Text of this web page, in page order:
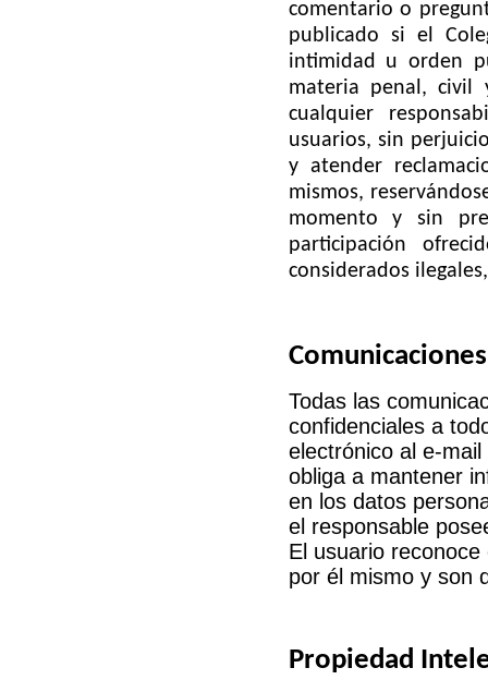
comentario o
publicado si el
intimidad u orden
materia penal, civil
cualquier
usuarios, sin
y atender
mismos,
momento y sin
participación
considerados
Todas las
confidenciales a
electrónico al e-
obliga a mantener
en los datos
el responsable
El usuario
por él mismo y son
Propiedad